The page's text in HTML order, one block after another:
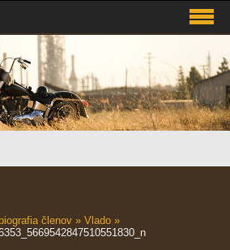
členov » Vlado »